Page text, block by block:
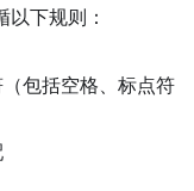
以下规则：
包括空格、标点符